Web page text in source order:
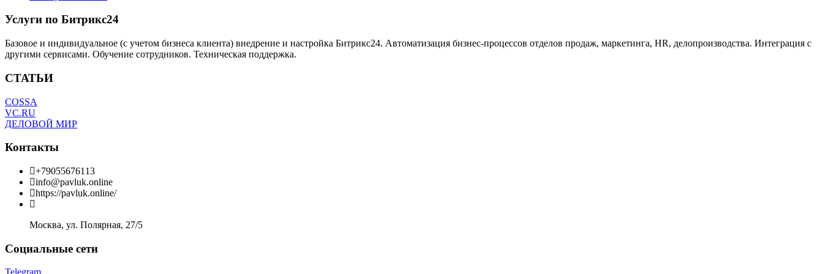
Услуги по Битрикс24
Базовое и индивидуальное (с учетом бизнеса клиента) внедрение и настройка Битрикс24. Автоматизация бизнес-процессов отделов продаж, маркетинга, HR, делопроизводства. Интеграция с
другими сервисами. Обучение сотрудников. Техническая поддержка.
СТАТЬИ
COSSA
VC.RU
ДЕЛОВОЙ МИР
Контакты
+79055676113
info@pavluk.online
https://pavluk.online/
Москва, ул. Полярная, 27/5
Социальные сети